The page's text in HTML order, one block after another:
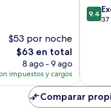
$53 por noche
El
precio
actual
es
$63
$63 en total
8 ago - 9 ago
impuestos y cargos
9.4
de
9.4
Comparar